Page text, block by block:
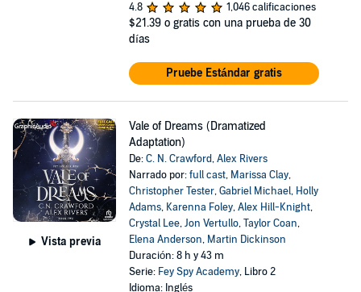
4.8
1,046 calificaciones
$21.39 o gratis con una prueba de 30
días
Pruebe Estándar gratis
Vista previa
Vale of Dreams (Dramatized
Adaptation)
De:C. N. Crawford,Alex Rivers
Narrado por:full cast, Marissa Clay,
Christopher Tester,Gabriel Michael, Holly
Adams, Karenna Foley,Alex Hill-Knight,
Crystal Lee,Jon Vertullo,Taylor Coan,
Elena Anderson, Martin Dickinson
Duración: 8 h y 43 m
Serie: Fey Spy Academy, Libro 2
Idioma: Inglés